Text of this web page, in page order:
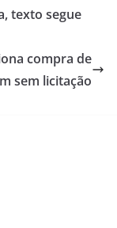
texto segue
compra de
sem licitação